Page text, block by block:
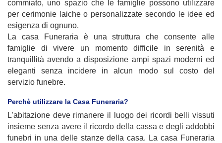
commiato, uno spazio che le famiglie possono utilizzare
per cerimonie laiche o personalizzate secondo le idee ed
esigenza di ognuno.
La casa Funeraria è una struttura che consente alle
famiglie di vivere un momento difficile in serenità e
tranquillità avendo a disposizione ampi spazi moderni ed
eleganti senza incidere in alcun modo sul costo del
servizio funebre.
Perchè utilizzare la Casa Funeraria?
L’abitazione deve rimanere il luogo dei ricordi belli vissuti
insieme senza avere il ricordo della cassa e degli addobbi
funebri in una delle stanze della casa. La casa Funeraria